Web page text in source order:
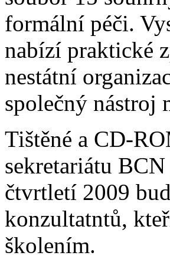
formální péči.
nabízí praktické
nestátní
společný nástroj
Tištěné a CD-
sekretariátu BCN
čtvrtletí 2009
konzultatntů,
školením.